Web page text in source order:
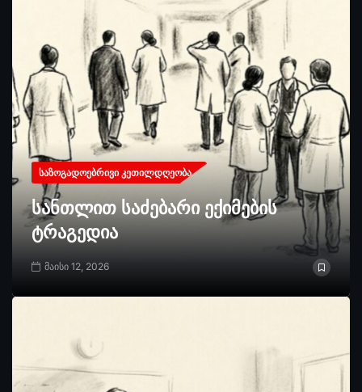
ᲡᲐᲖᲝᲒᲐᲓᲝᲔᲑᲠᲘᲕᲘ ᲙᲔᲗᲘᲚᲓᲦᲔᲝᲑᲐ
სანთლით საძებარი ექიმების
ტრაგედია
მაისი 12, 2026